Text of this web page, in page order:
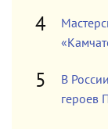
В
героев